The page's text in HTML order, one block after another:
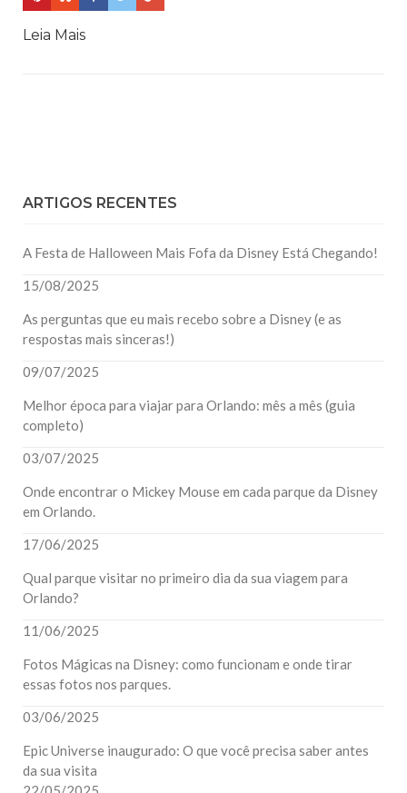
Leia Mais
ARTIGOS RECENTES
A Festa de Halloween Mais Fofa da Disney Está Chegando!
15/08/2025
As perguntas que eu mais recebo sobre a Disney (e as
respostas mais sinceras!)
09/07/2025
Melhor época para viajar para Orlando: mês a mês (guia
completo)
03/07/2025
Onde encontrar o Mickey Mouse em cada parque da Disney
em Orlando.
17/06/2025
Qual parque visitar no primeiro dia da sua viagem para
Orlando?
11/06/2025
Fotos Mágicas na Disney: como funcionam e onde tirar
essas fotos nos parques.
03/06/2025
Epic Universe inaugurado: O que você precisa saber antes
da sua visita